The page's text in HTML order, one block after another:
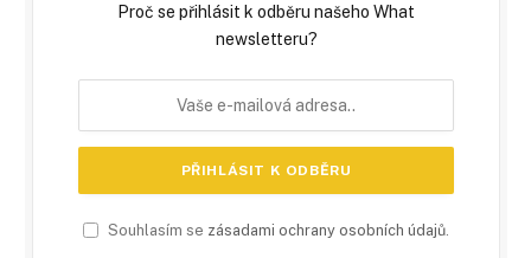
Proč se přihlásit k odběru našeho What
newsletteru?
Souhlasím se zásadami ochrany osobních údajů